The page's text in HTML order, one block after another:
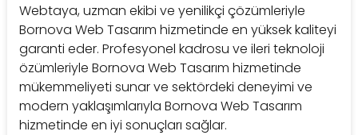
Webtaya, uzman ekibi ve yenilikçi çözümleriyle
Bornova Web Tasarım hizmetinde en yüksek kaliteyi
garanti eder. Profesyonel kadrosu ve ileri teknoloji
özümleriyle Bornova Web Tasarım hizmetinde
mükemmeliyeti sunar ve sektördeki deneyimi ve
modern yaklaşımlarıyla Bornova Web Tasarım
hizmetinde en iyi sonuçları sağlar.